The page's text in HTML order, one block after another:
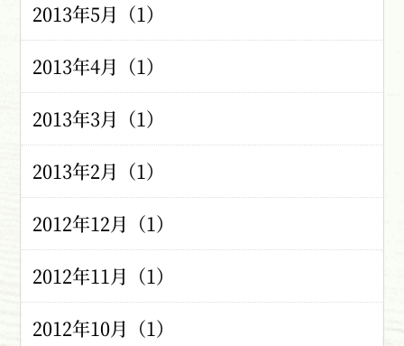
2013年5月（1）
2013年4月（1）
2013年3月（1）
2013年2月（1）
2012年12月（1）
2012年11月（1）
2012年10月（1）